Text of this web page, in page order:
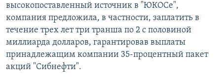
высокопоставленный источник в "ЮКОСе",
компания предложила, в частности, заплатить в
течение трех лет три транша по 2 с половиной
миллиарда долларов, гарантировав выплаты
принадлежащим компании 35-процентный пакет
акций "Сибнефти".